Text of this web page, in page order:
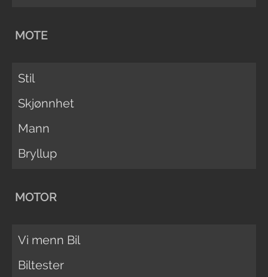
MOTE
Stil
Skjønnhet
Mann
Bryllup
MOTOR
Vi menn Bil
Biltester